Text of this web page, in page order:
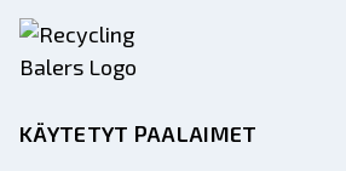
KÄYTETYT PAALAIMET